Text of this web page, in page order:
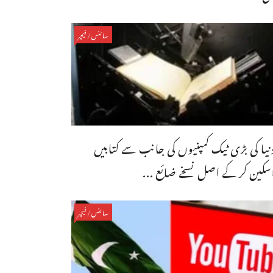
سائنس/فیچر
کی بڑی ٹیک کمپنیوں کی جانب سے کتابیں
کر کے اصل نسخے ضائع ...
سائنس/فیچر